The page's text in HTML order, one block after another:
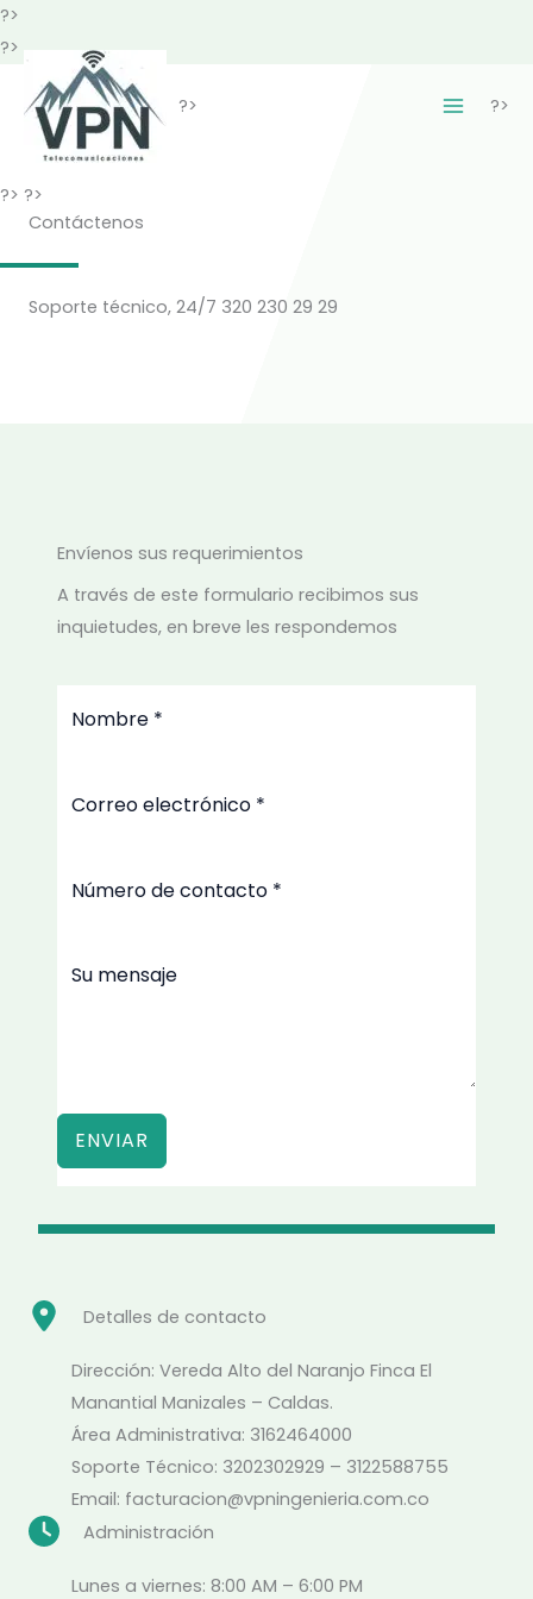
?>
contenido
?>
?>
?> ?>
?>
Contáctenos
Soporte técnico, 24/7 320 230 29 29
Envíenos sus requerimientos
A través de este formulario recibimos sus
inquietudes, en breve les respondemos
ENVIAR
Detalles de contacto
Dirección: Vereda Alto del Naranjo Finca El
Manantial Manizales – Caldas.
Área Administrativa: 3162464000
Soporte Técnico: 3202302929 – 3122588755
Email: facturacion@vpningenieria.com.co
Administración
Lunes a viernes: 8:00 AM – 6:00 PM